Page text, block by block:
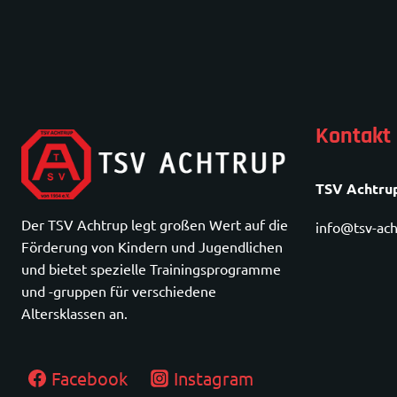
Der TSV Achtrup legt großen Wert auf die
Förderung von Kindern und Jugendlichen
und bietet spezielle Trainingsprogramme
und -gruppen für verschiedene
Altersklassen an.
Facebook Instagram
Kontakt
TSV
info@tsv-